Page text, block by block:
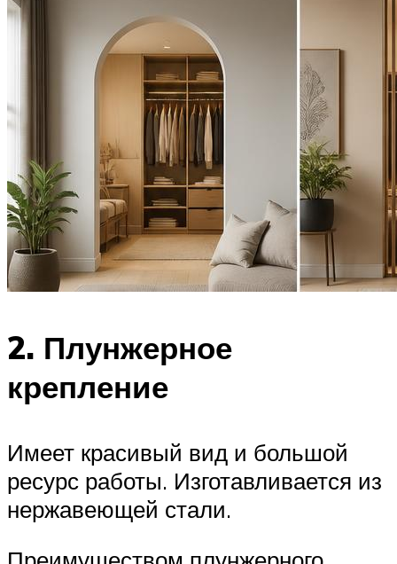
2. Плунжерное
крепление
Имеет красивый вид и большой
ресурс работы. Изготавливается из
нержавеющей стали.